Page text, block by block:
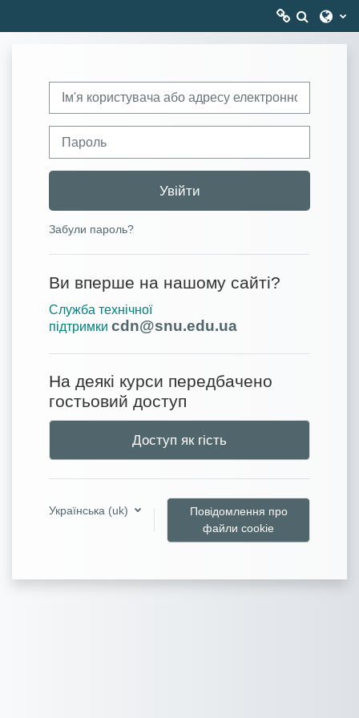
Корисні посилання
Головний сайт СНУ ім. В. Даля
Розклад занять
Сайт Міністерства освіти і науки
забезпечення якості вищої освіти
Ім'я користувача або адресу електронної пошти
Увійти
Забули пароль?
Ви вперше на нашому сайті?
Служба технічної
підтримки cdn@snu.edu.ua
На деякі курси передбачено
гостьовий доступ
Доступ як гість
Українська ‎(uk)‎
Повідомлення про
файли cookie